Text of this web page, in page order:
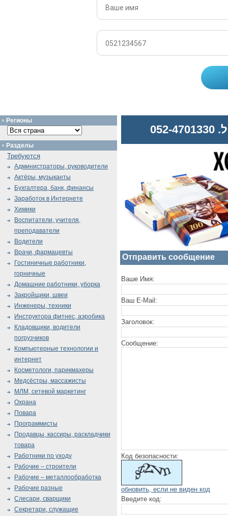
Отправить сообщение
Ваше Имя:
Ваш E-Mail:
Заголовок:
Сообщение:
Код безопасности:
обновить, если не виден код
Введите код:
Регионы
Разделы
Требуются
Администраторы, руководители
Актёры, музыканты
Бухгалтера, банк, финансы
Заработок в Интернете
Химики
Воспитатели, учителя,
преподаватели
Водители
Врачи, фармацевты
Гостиничные работники,
горничные
Домашние работники, уборка
Закройщики, швеи
Инженеры, техники
Инструктора фитнес, аэробика
Кладовщики, водители
погрузчиков
Компьютерные технологии и
интернет
Косметологи, парикмахеры
Медсёстры, массажисты
МЛМ, сетевой маркетинг
Охрана
Повара
Программисты
Продавцы, кассиры, раскладчики
товара
Работники по уходу
Рабочие – строители
Рабочие – металлообработка
Рабочие разные
Слесари, сварщики
Секретари, служащие